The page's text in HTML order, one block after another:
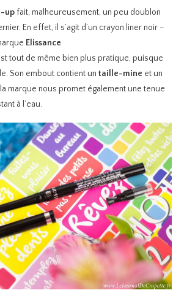
upfait, malheureusement, un peu doublon
En effet, il s’agit d’un crayon liner noir –
Elissance
tout de même bien plus pratique, puisque
Son embout contient un taille-mine et un
marque nous promet également une tenue
à l’eau.